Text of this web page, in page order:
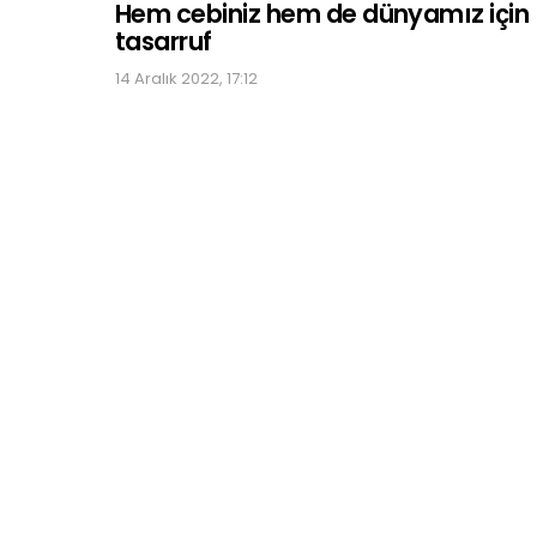
Hem cebiniz hem de dünyamız için
tasarruf
14 Aralık 2022, 17:12